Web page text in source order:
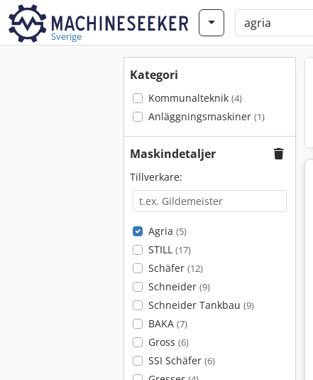
Sverige
Kategori
Kommunalteknik (4)
Anläggningsmaskiner (1)
Maskindetaljer
Tillverkare:
Agria (5)
STILL (17)
Schäfer (12)
Schneider (9)
Schneider Tankbau (9)
BAKA (7)
Gross (6)
SSI Schäfer (6)